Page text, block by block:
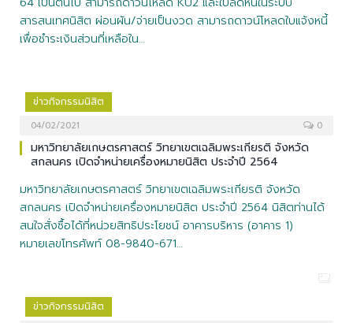
สารสนเทศนิสิต ผ่อนผัน/จ่ายเป็นงวด สามารถดาวน์โหลดใบแจ้งหนี้
เพื่อชำระเงินส่วนที่เหลือใน…
ข่าวกิจกรรมนิสิต
04/02/2021 0
มหาวิทยาลัยเกษตรศาสตร์ วิทยาเขตเฉลิมพระเกียรติ จังหวัด
สกลนคร เปิดจำหน่ายเครื่องหมายนิสิต ประจำปี 2564
มหาวิทยาลัยเกษตรศาสตร์ วิทยาเขตเฉลิมพระเกียรติ จังหวัด
สกลนคร เปิดจำหน่ายเครื่องหมายนิสิต ประจำปี 2564 นิสิตท่านได้
สนใจสั่งซื้อได้ที่หน่วยสิทธิประโยชน์ อาคารบริหาร (อาคาร 1)
หมายเลขโทรศัพท์ 08-9840-671…
ข่าวกิจกรรมนิสิต